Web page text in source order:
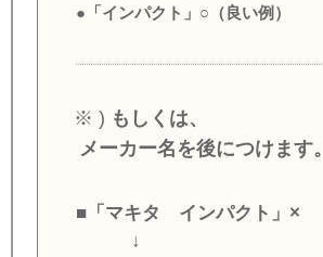
●「インパクト」○（良い例）
※ ) もしくは、
メーカー名を後につけます。
■「マキタ インパクト」×
↓